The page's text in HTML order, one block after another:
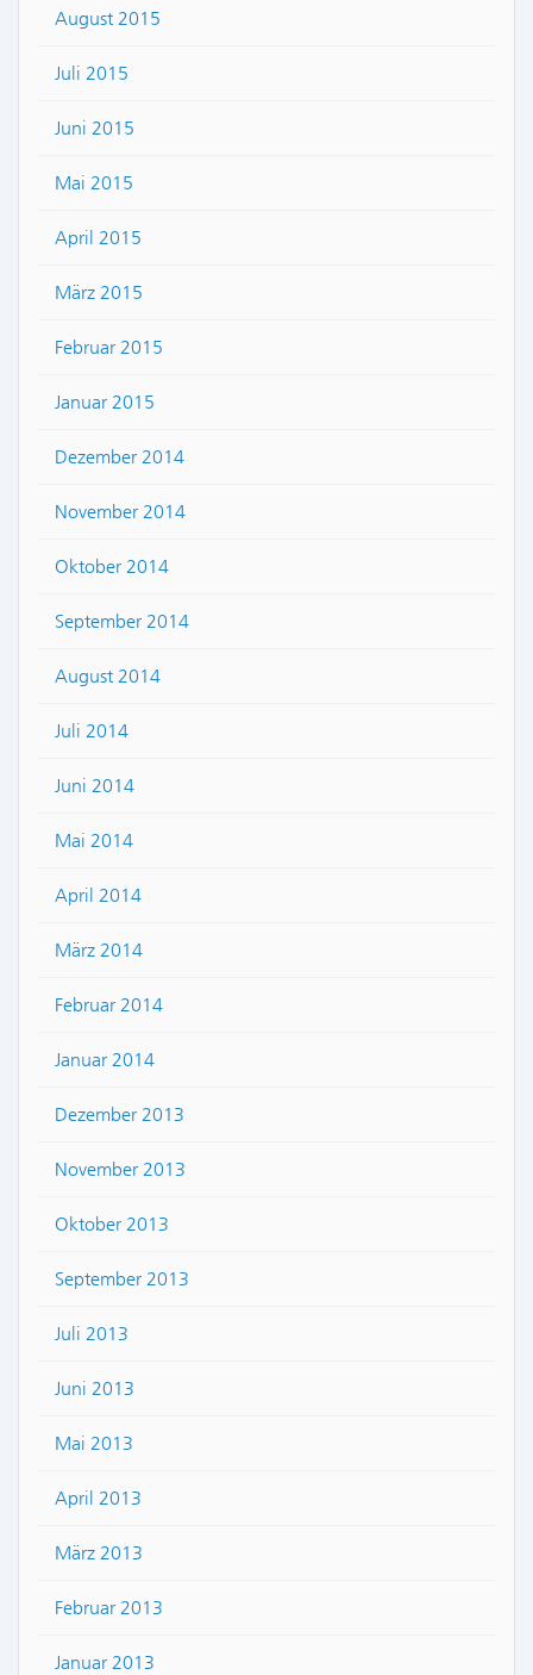
August 2015
Juli 2015
Juni 2015
Mai 2015
April 2015
März 2015
Februar 2015
Januar 2015
Dezember 2014
November 2014
Oktober 2014
September 2014
August 2014
Juli 2014
Juni 2014
Mai 2014
April 2014
März 2014
Februar 2014
Januar 2014
Dezember 2013
November 2013
Oktober 2013
September 2013
Juli 2013
Juni 2013
Mai 2013
April 2013
März 2013
Februar 2013
Januar 2013